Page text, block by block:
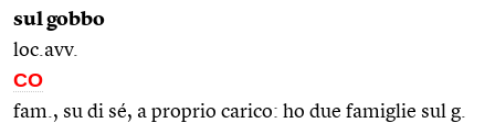
sul gobbo
loc.avv.
CO
fam., su di sé, a proprio carico: ho due famiglie sul g.